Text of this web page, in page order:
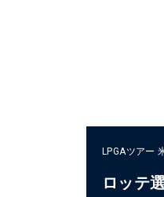
LPGAツアー
ロッテ